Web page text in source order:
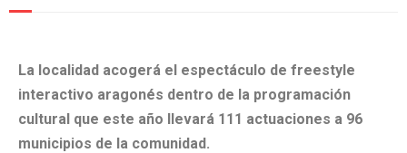
La localidad acogerá el espectáculo de freestyle
interactivo aragonés dentro de la programación
cultural que este año llevará 111 actuaciones a 96
municipios de la comunidad.